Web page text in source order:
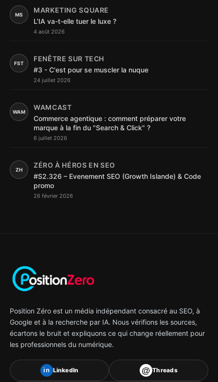
MS
MARKETING SQUARE
L'IA va-t-elle tuer le luxe ?
4 août 2026
FST
FENÊTRE SUR TECH
#3 - C'est pour se muscler la nuque
24 juillet 2026
WAM
WAMCAST
Commerce agentique : comment préparer votre
marque à la fin du "Search & Click" ?
6 juillet 2026
ZH
ZÉRO À HÉROS EN SEO
#S2.326 – Evenement SEO (Growth Islande) & Code
promo
26 février 2026
Position Zéro est un média indépendant consacré au SEO, à
Google et à la recherche par IA. Nous vérifions les sources,
écartons le bruit et expliquons ce qui change réellement pour
les professionnels du numérique.
in LinkedIn @ Threads